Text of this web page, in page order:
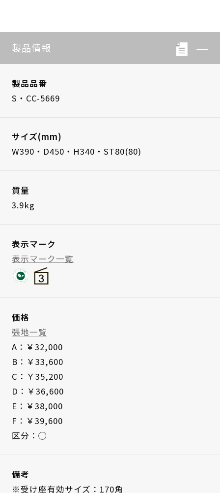
製品情報
製品品番
S・CC-5669
サイズ(mm)
W390・D450・H340・ST80(80)
質量
3.9kg
表示マーク
表示マーク一覧
価格
張地一覧
A：￥32,000
B：￥33,600
C：￥35,200
D：￥36,600
E：￥38,000
F：￥39,600
区分：◯
備考
※受け座有効サイズ：170角